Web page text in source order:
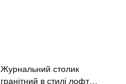
Журнальний столик
гранітний в стилі лофт